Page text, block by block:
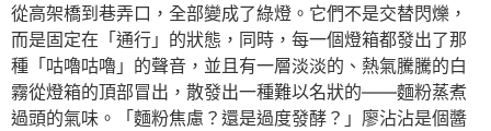
從高架橋到巷弄口，全部變成了綠燈。它們不是交替閃爍，
而是固定在「通行」的狀態，同時，每一個燈箱都發出了那
種「咕嚕咕嚕」的聲音，並且有一層淡淡的、熱氣騰騰的白
霧從燈箱的頂部冒出，散發出一種難以名狀的——麵粉蒸煮
過頭的氣味。「麵粉焦慮？還是過度發酵？」廖沾沾是個醬